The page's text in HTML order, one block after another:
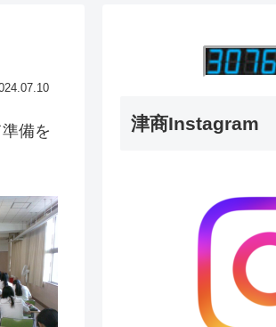
備を
津商Instagram